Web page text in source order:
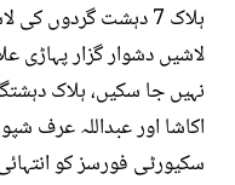
لاشیں دشوار گزار پہاڑی
نہیں جا سکیں، ہلاک
اکاشا اور عبداللہ عرف
سکیورٹی فورسز کو